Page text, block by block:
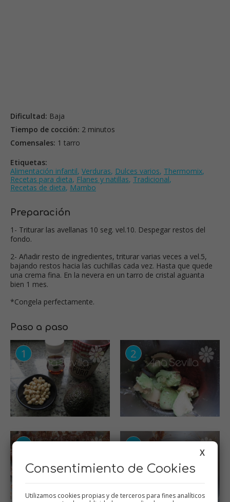
Dificultad: Baja
Tiempo de cocción: 2 minutos
Comensales: 1 tarro
Etiquetas:
Alimentación infantil, Verduras, Dulces varios, Thermomix,
Recetas para dieta, Flanes y natillas, Tradicional,
Recetas de dieta, Mambo
Preparación
1- Triturar las avellanas 10 seg. vel.10. Despegar restos del
fondo.
2- Añadir resto de ingredientes, triturar varias veces a vel.5,
bajando restos hacia las cuchillas cada vez. Hasta que quede
una crema fina. En la nevera en un tarro de cristal aguanta
bien 1 mes.
*Congela perfectamente.
Paso a paso
X
Consentimiento de Cookies
Utilizamos cookies propias y de terceros para fines analíticos